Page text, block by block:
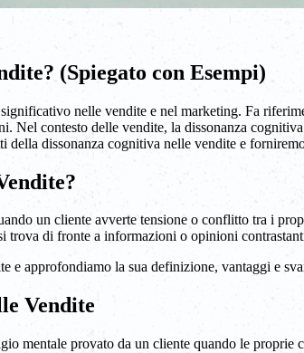
(Spiegato con Esempi)
nelle vendite e nel marketing. Fa
contesto delle vendite, la dissonanza
dissonanza cognitiva nelle vendite e
un cliente avverte tensione o conflitto tra i
trova di fronte a informazioni o opinioni
e approfondiamo la sua definizione, vantaggi e
Vendite
mentale provato da un cliente quando le